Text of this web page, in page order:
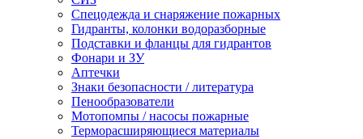
Спецодежда и снаряжение пожарных
Гидранты, колонки водоразборные
Подставки и фланцы для гидрантов
Фонари и ЗУ
Аптечки
Знаки безопасности / литература
Пенообразователи
Мотопомпы / насосы пожарные
Терморасширяющиеся материалы